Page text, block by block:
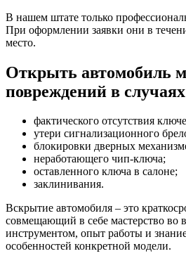
В нашем штате только
При оформлении заявки они в
место.
Открыть автомобиль
повреждений в случаях
фактического отсутствия
утери сигнализационного
блокировки дверных
неработающего чип-ключа;
оставленного ключа в салоне;
заклинивания.
Вскрытие автомобиля – это
совмещающий в себе мастерство во
инструментом, опыт работы и
особенностей конкретной модели.